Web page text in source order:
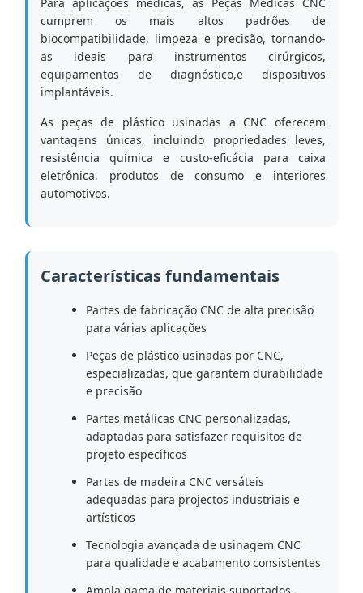
cumprem os mais altos padrões de
biocompatibilidade, limpeza e precisão, tornando-
as ideais para instrumentos cirúrgicos,
equipamentos de diagnóstico,e dispositivos
implantáveis.
As peças de plástico usinadas a CNC oferecem
vantagens únicas, incluindo propriedades leves,
resistência química e custo-eficácia para caixa
eletrônica, produtos de consumo e interiores
automotivos.
Características fundamentais
Partes de fabricação CNC de alta precisão
para várias aplicações
Peças de plástico usinadas por CNC,
especializadas, que garantem durabilidade
e precisão
Partes metálicas CNC personalizadas,
adaptadas para satisfazer requisitos de
projeto específicos
Partes de madeira CNC versáteis
adequadas para projectos industriais e
artísticos
Tecnologia avançada de usinagem CNC
para qualidade e acabamento consistentes